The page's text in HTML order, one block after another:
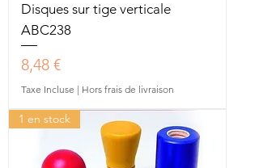
Disques sur tige verticale
ABC238
Prix
8,48 €
Taxe Incluse | Hors frais de livraison
1 en stock